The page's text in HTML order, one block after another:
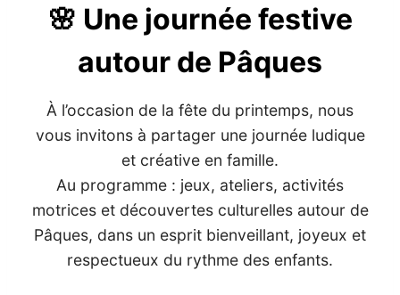
🌸 Une journée festive
autour de Pâques
À l’occasion de la fête du printemps, nous
vous invitons à partager une journée ludique
et créative en famille.
Au programme : jeux, ateliers, activités
motrices et découvertes culturelles autour de
Pâques, dans un esprit bienveillant, joyeux et
respectueux du rythme des enfants.